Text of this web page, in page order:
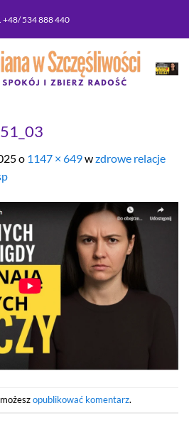
+48/ 534 888 440
o 1147 × 649wzdrowe relacje
opublikować komentarz.